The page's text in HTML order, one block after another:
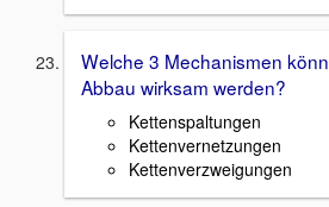
Welche 3 Mechanismen
Abbau wirksam werden?
Kettenspaltungen
Kettenvernetzungen
Kettenverzweigungen